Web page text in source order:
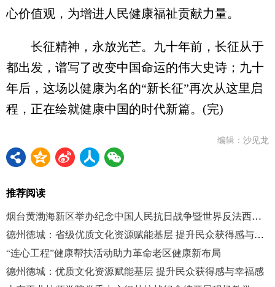
心价值观，为增进人民健康福祉贡献力量。
长征精神，永放光芒。九十年前，长征从于
都出发，谱写了改变中国命运的伟大史诗；九十
年后，这场以健康为名的“新长征”再次从这里启
程，正在绘就健康中国的时代新篇。(完)
编辑：沙见龙
推荐阅读
烟台黄渤海新区举办纪念中国人民抗日战争暨世界反法西斯战争胜利80周年交响音乐会
德州德城：省级优质文化资源赋能基层 提升民众获得感与幸福感
“连心工程”健康帮扶活动助力革命老区健康新布局
德州德城：优质文化资源赋能基层 提升民众获得感与幸福感